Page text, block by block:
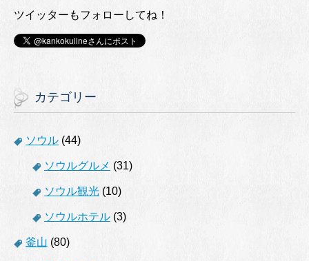
ツイッターもフォローしてね！
カテゴリー
ソウル (44)
ソウルグルメ (31)
ソウル観光 (10)
ソウルホテル (3)
釜山 (80)